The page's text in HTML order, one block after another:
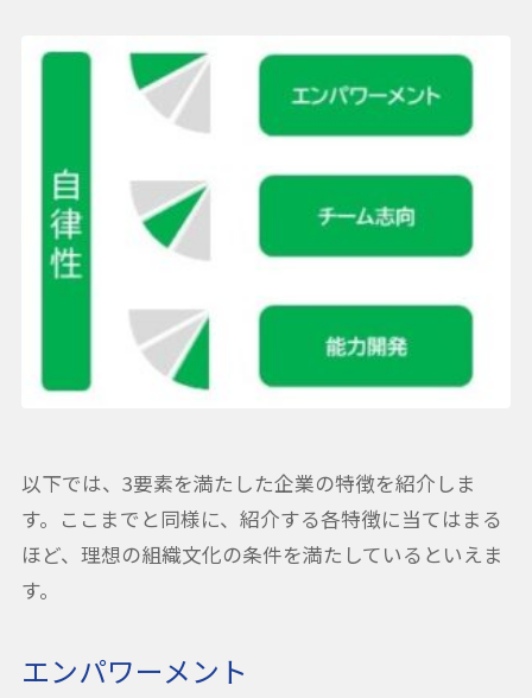
以下では、3要素を満たした企業の特徴を紹介しま
す。ここまでと同様に、紹介する各特徴に当てはまる
ほど、理想の組織文化の条件を満たしているといえま
す。
エンパワーメント